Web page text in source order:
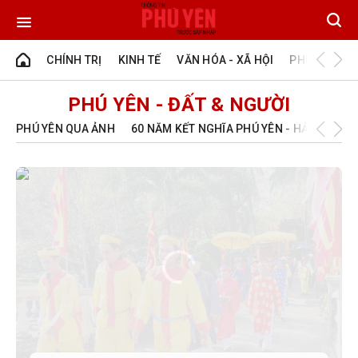
CHÍNH TRỊ KINH TẾ VĂN HÓA - XÃ HỘI PHÚ YÊN -
PHÚ YÊN - ĐẤT & NGƯỜI
PHÚ YÊN QUA ẢNH 60 NĂM KẾT NGHĨA PHÚ YÊN - HẢI DƯƠNG